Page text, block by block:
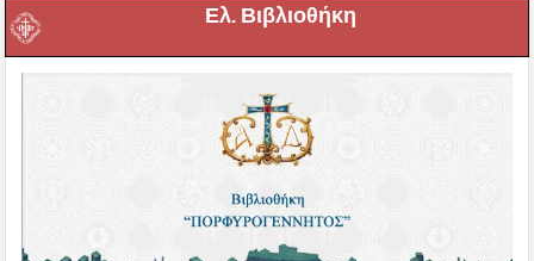
Ελ. Βιβλιοθήκη